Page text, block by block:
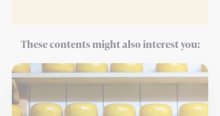
These contents might also interest you: